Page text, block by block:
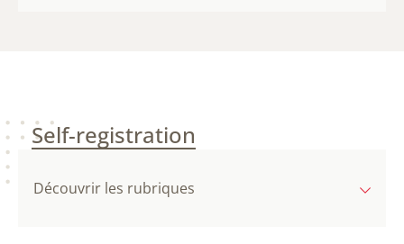
Self-registration
Découvrir les rubriques